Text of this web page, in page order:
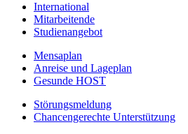
International
Mitarbeitende
Studienangebot
Mensaplan
Anreise und Lageplan
Gesunde HOST
Störungsmeldung
Chancengerechte Unterstützung